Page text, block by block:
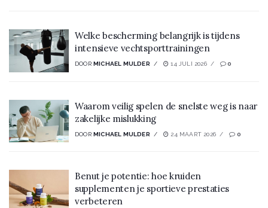
Welke bescherming belangrijk is tijdens
intensieve vechtsporttrainingen
DOOR MICHAEL MULDER 14 JULI 2026 0
Waarom veilig spelen de snelste weg is naar
zakelijke mislukking
DOOR MICHAEL MULDER 24 MAART 2026 0
Benut je potentie: hoe kruiden
supplementen je sportieve prestaties
verbeteren